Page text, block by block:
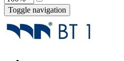
Toggle navigation